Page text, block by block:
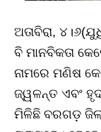
ଅତାବିରା,
ବି ମାନବିକତା
ନାମରେ ମଣିଷ
ଜ୍ୱଳନ୍ତ ଏବଂ
ମିଳିଛି ବରଗଡ଼ ଜିଲା